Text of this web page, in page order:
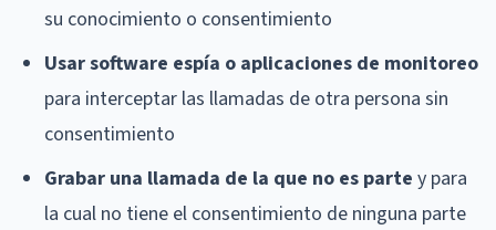
su conocimiento o consentimiento
Usar software espía o aplicaciones de monitoreo
para interceptar las llamadas de otra persona sin
consentimiento
Grabar una llamada de la que no es parte y para
la cual no tiene el consentimiento de ninguna parte